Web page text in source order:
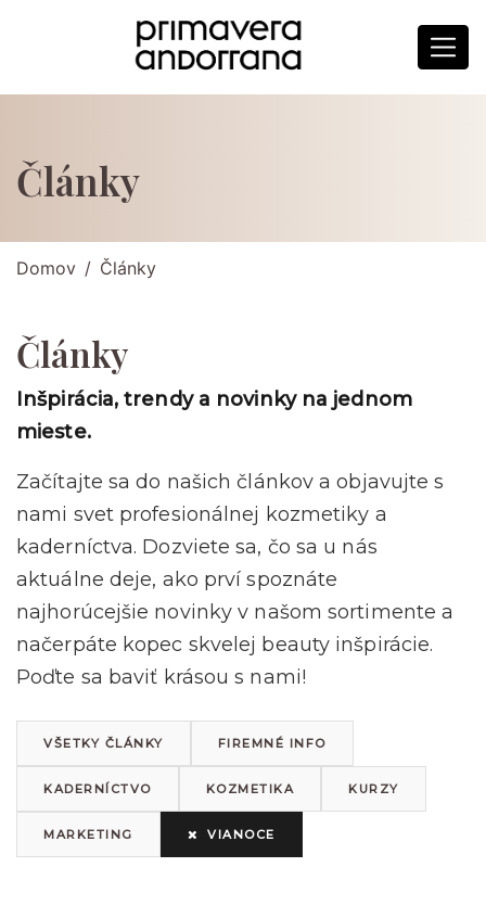
Články
Domov Články
Články
Inšpirácia, trendy a novinky na jednom
mieste.
Začítajte sa do našich článkov a objavujte s
nami svet profesionálnej kozmetiky a
kaderníctva. Dozviete sa, čo sa u nás
aktuálne deje, ako prví spoznáte
najhorúcejšie novinky v našom sortimente a
načerpáte kopec skvelej beauty inšpirácie.
Poďte sa baviť krásou s nami!
VŠETKY ČLÁNKY FIREMNÉ INFO
KADERNÍCTVO KOZMETIKA KURZY
MARKETING VIANOCE